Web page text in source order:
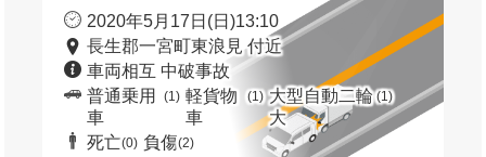
2020年5月17日(日)13:10
長生郡一宮町東浪見 付近
車両相互 中破事故
普通乗用
車
(1) 軽貨物
車
(1) 大型自動二輪
大
(1)
死亡(0) 負傷(2)